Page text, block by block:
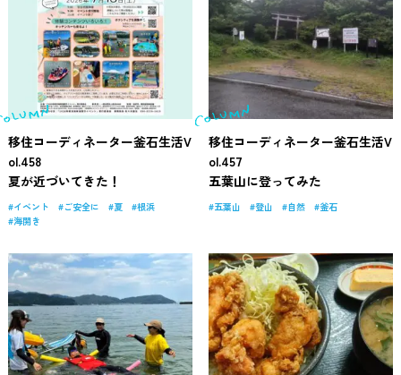
移住コーディネーター釜石生活V
ol.458
夏が近づいてきた！
イベント ご安全に 夏
根浜
海開き
移住コーディネーター釜石生活V
ol.457
五葉山に登ってみた
五葉山 登山 自然 釜石